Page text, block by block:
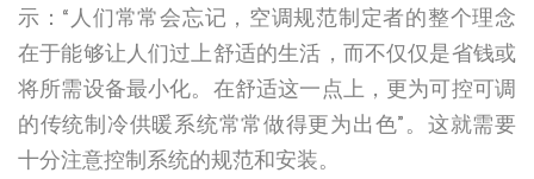
示：“人们常常会忘记，空调规范制定者的整个理念
在于能够让人们过上舒适的生活，而不仅仅是省钱或
将所需设备最小化。在舒适这一点上，更为可控可调
的传统制冷供暖系统常常做得更为出色”。这就需要
十分注意控制系统的规范和安装。